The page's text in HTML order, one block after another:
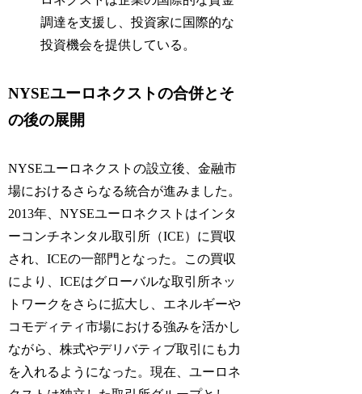
調達を支援し、投資家に国際的な
投資機会を提供している。
NYSEユーロネクストの合併とそ
の後の展開
NYSEユーロネクストの設立後、金融市
場におけるさらなる統合が進みました。
2013年、NYSEユーロネクストはインタ
ーコンチネンタル取引所（ICE）に買収
され、ICEの一部門となった。この買収
により、ICEはグローバルな取引所ネッ
トワークをさらに拡大し、エネルギーや
コモディティ市場における強みを活かし
ながら、株式やデリバティブ取引にも力
を入れるようになった。現在、ユーロネ